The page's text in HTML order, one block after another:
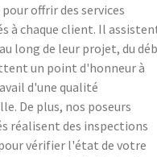
offrir des services
à chaque client. Il
long de leur projet, du
un point d'honneur à
d'une qualité
De plus, nos poseurs
réalisent des inspections
vérifier l'état de votre